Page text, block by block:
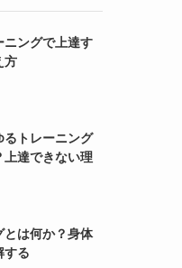
ニングで上達す
方
るトレーニング
上達できない理
とは何か？身体
する